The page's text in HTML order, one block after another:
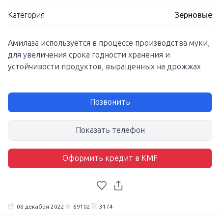
Категория Зерновые
Амилаза используется в процессе производства муки,
для увеличения срока годности хранения и
устойчивости продуктов, выращенных на дрожжах
Позвонить
Показать телефон
Оформить кредит в KMF
08 декабря 2022 69102 3174